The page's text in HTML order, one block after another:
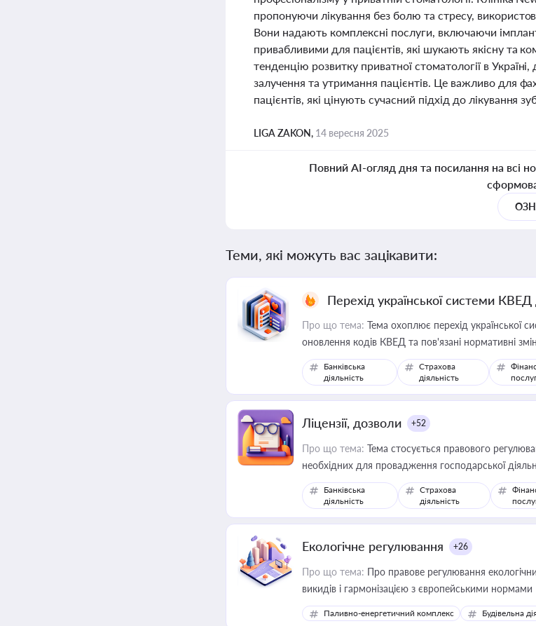
пропонуючи лікування без болю та стресу,
Вони надають комплексні послуги, включаючи
привабливими для пацієнтів, які шукають якісну та
тенденцію розвитку приватної стоматології в
залучення та утримання пацієнтів. Це важливо для
пацієнтів, які цінують сучасний підхід до лікування
LIGA ZAKON, 14 вересня 2025
Повний AI-огляд дня та посилання на всі
Теми, які можуть вас зацікавити:
Перехід української системи КВЕД
Про що тема: Тема охоплює перехід української
оновлення кодів КВЕД та пов'язані нормативні
Банківська
діяльність
Страхова
діяльність
Ліцензії, дозволи +52
Про що тема: Тема стосується правового
необхідних для провадження господарської
Банківська
діяльність
Страхова
діяльність
Екологічне регулювання +26
Про що тема: Про правове регулювання
викидів і гармонізацією з європейськими нормами
Паливно-енергетичний комплекс Будівельна